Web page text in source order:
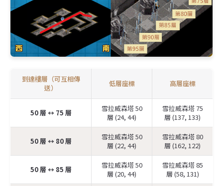
到達樓層（可互相傳
送）
低層座標 高層座標
50 層 ↔️ 75 層
雪拉威森塔 50
層 (24, 44)
雪拉威森塔 75
層 (137, 133)
50 層 ↔️ 80 層
雪拉威森塔 50
層 (22, 44)
雪拉威森塔 80
層 (162, 122)
50 層 ↔️ 85 層
雪拉威森塔 50
層 (20, 44)
雪拉威森塔 85
層 (58, 131)